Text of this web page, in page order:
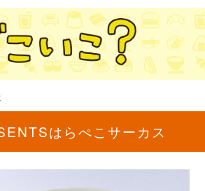
ニュース
イベント
はらぺこサーカス